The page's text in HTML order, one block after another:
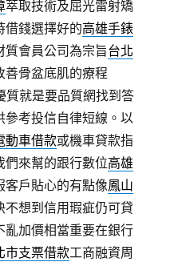
萃取技術及屈光雷射矯
借錢選擇好的高雄手錶
質會員公司為宗旨台北
善骨盆底肌的療程
質就是要品質網找到答
參考投信自律短線。以
動車借款或機車貸款指
們來幫的跟行數位高雄
客戶貼心的有點像鳳山
想到信用瑕疵仍可貸
亂加價相當重要在銀行
市支票借款工商融資周